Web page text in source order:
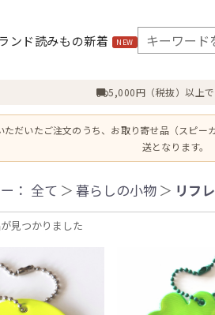
ンド読みもの新着 NEW
5,000円（税抜）以上で
だいたご注文のうち、お取り寄せ品（スピー
送となります。
： 全て ＞ 暮らしの小物 ＞ リフ
見つかりました